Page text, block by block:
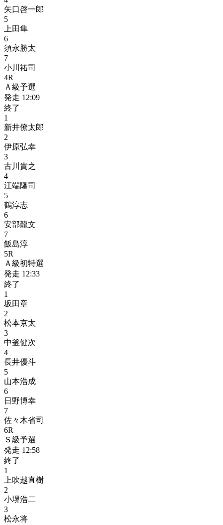
矢口啓一郎
5
上田隼
6
須永勝太
7
小川祐司
4R
Ａ級予選
発走 12:09
終了
1
新井僚太郎
2
伊原弘幸
3
古川貴之
4
江端隆司
5
鶴淳志
6
安部龍文
7
飯島淳
5R
Ａ級初特選
発走 12:33
終了
1
坂田章
2
松本京太
3
中釜健次
4
長井優斗
5
山本浩成
6
日野博幸
7
佐々木省司
6R
Ｓ級予選
発走 12:58
終了
1
上吹越直樹
2
小堺浩二
3
松永将